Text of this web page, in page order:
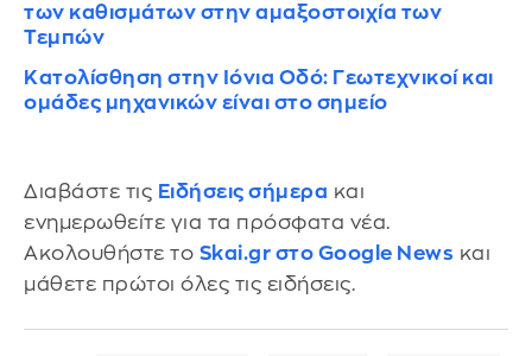
των καθισμάτων στην αμαξοστοιχία των
Τεμπών
Κατολίσθηση στην Ιόνια Οδό: Γεωτεχνικοί και
ομάδες μηχανικών είναι στο σημείο
Διαβάστε τις Ειδήσεις σήμερα και
ενημερωθείτε για τα πρόσφατα νέα.
Ακολουθήστε το Skai.gr στο Google News και
μάθετε πρώτοι όλες τις ειδήσεις.